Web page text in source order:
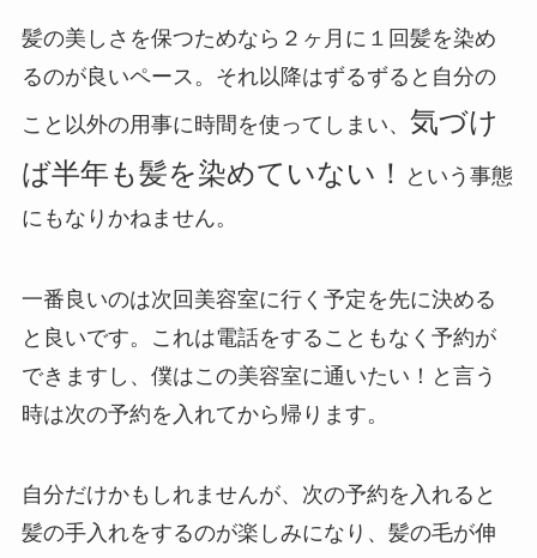
髪の美しさを保つためなら２ヶ月に１回髪を染め
るのが良いペース。 それ以降はずるずると自分の
こと以外の用事に時間を使ってしまい、 気づけ
ば半年も髪を染めていない！
という事態
にもなりかねません。
一番良いのは次回美容室に行く予定を先に決める
と良いです。これは電話をすることもなく予約が
できますし、僕はこの美容室に通いたい！と言う
時は次の予約を入れてから帰ります。
自分だけかもしれませんが、次の予約を入れると
髪の手入れをするのが楽しみになり、髪の毛が伸